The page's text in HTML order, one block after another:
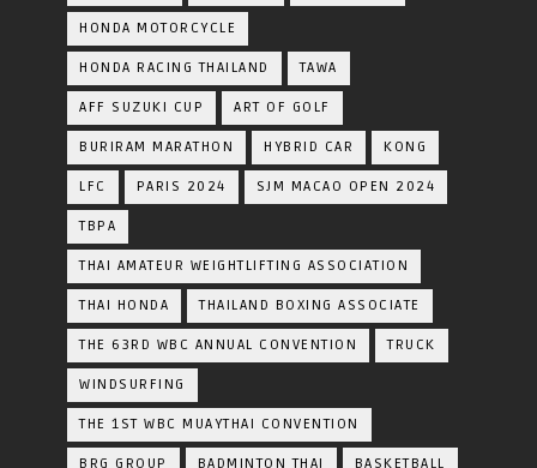
HONDA MOTORCYCLE
HONDA RACING THAILAND TAWA
AFF SUZUKI CUP ART OF GOLF
BURIRAM MARATHON HYBRID CAR KONG
LFC PARIS 2024 SJM MACAO OPEN 2024
TBPA
THAI AMATEUR WEIGHTLIFTING ASSOCIATION
THAI HONDA THAILAND BOXING ASSOCIATE
THE 63RD WBC ANNUAL CONVENTION TRUCK
WINDSURFING
THE 1ST WBC MUAYTHAI CONVENTION
BRG GROUP BADMINTON THAI BASKETBALL